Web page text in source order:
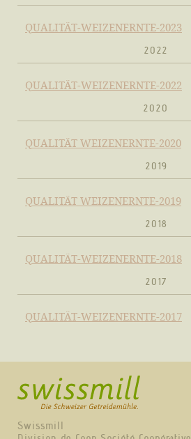
QUALITÄT-WEIZENERNTE-2023
2022
QUALITÄT-WEIZENERNTE-2022
2020
QUALITÄT WEIZENERNTE-2020
2019
QUALITÄT WEIZENERNTE-2019
2018
QUALITÄT-WEIZENERNTE-2018
2017
QUALITÄT-WEIZENERNTE-2017
Swissmill